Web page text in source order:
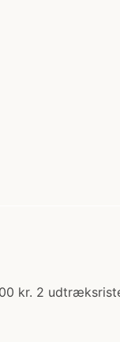
kr. 2